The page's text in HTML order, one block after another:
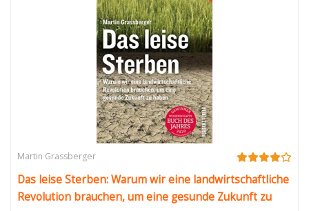
Martin Grassberger
Das leise Sterben: Warum wir eine landwirtschaftliche
Revolution brauchen, um eine gesunde Zukunft zu